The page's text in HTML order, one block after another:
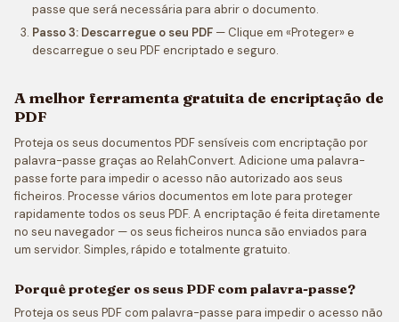
passe que será necessária para abrir o documento.
Passo 3: Descarregue o seu PDF — Clique em «Proteger» e
descarregue o seu PDF encriptado e seguro.
A melhor ferramenta gratuita de encriptação de
PDF
Proteja os seus documentos PDF sensíveis com encriptação por
palavra-passe graças ao RelahConvert. Adicione uma palavra-
passe forte para impedir o acesso não autorizado aos seus
ficheiros. Processe vários documentos em lote para proteger
rapidamente todos os seus PDF. A encriptação é feita diretamente
no seu navegador — os seus ficheiros nunca são enviados para
um servidor. Simples, rápido e totalmente gratuito.
Porquê proteger os seus PDF com palavra-passe?
Proteja os seus PDF com palavra-passe para impedir o acesso não